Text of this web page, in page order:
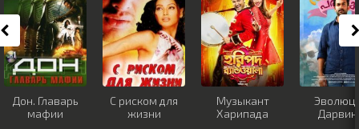
Дон. Главарь
мафии
С риском для
жизни
Музыкант
Харипада